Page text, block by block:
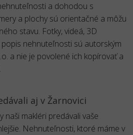
a dohodou s
a plochy sú orientačné a môžu
stavu. Fotky, videá, 3D
nehnuteľnosti sú autorským
a nie je povolené ich kopírovať a
aj v Žarnovici
naši makléri predávali vaše
Nehnuteľnosti, ktoré máme v